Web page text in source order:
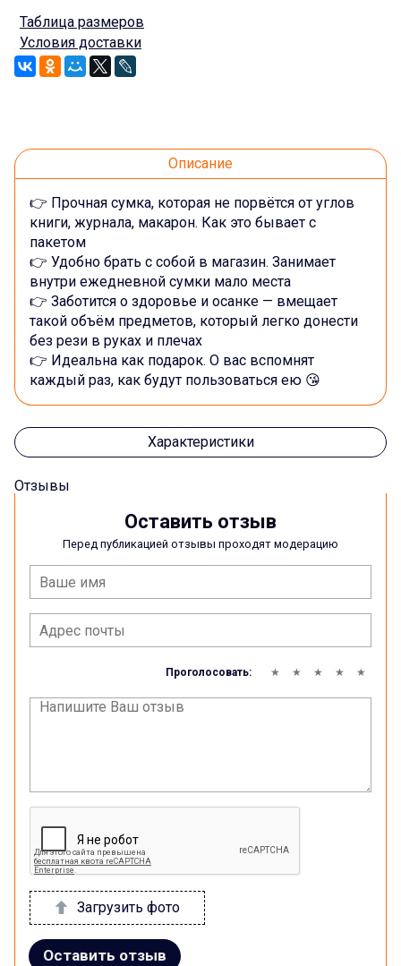
Таблица размеров
Условия доставки
Описание
👉 Прочная сумка, которая не порвётся от углов
книги, журнала, макарон. Как это бывает с
пакетом
👉 Удобно брать с собой в магазин. Занимает
внутри ежедневной сумки мало места
👉 Заботится о здоровье и осанке — вмещает
такой объём предметов, который легко донести
без рези в руках и плечах
👉 Идеальна как подарок. О вас вспомнят
каждый раз, как будут пользоваться ею 😘
Характеристики
Отзывы
Оставить отзыв
Перед публикацией отзывы проходят модерацию
Проголосовать:
Загрузить фото
Оставить отзыв